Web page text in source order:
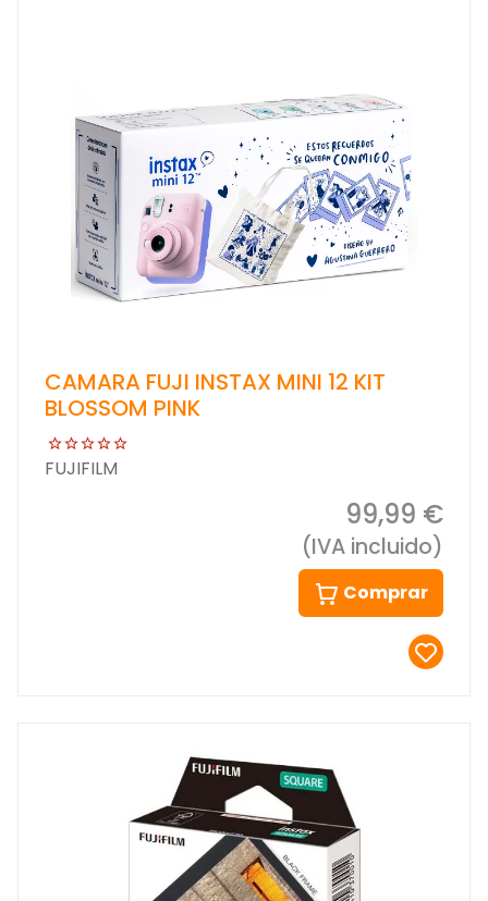
CAMARA FUJI INSTAX MINI 12 KIT
BLOSSOM PINK
FUJIFILM
99,99 €
(IVA incluido)
Comprar